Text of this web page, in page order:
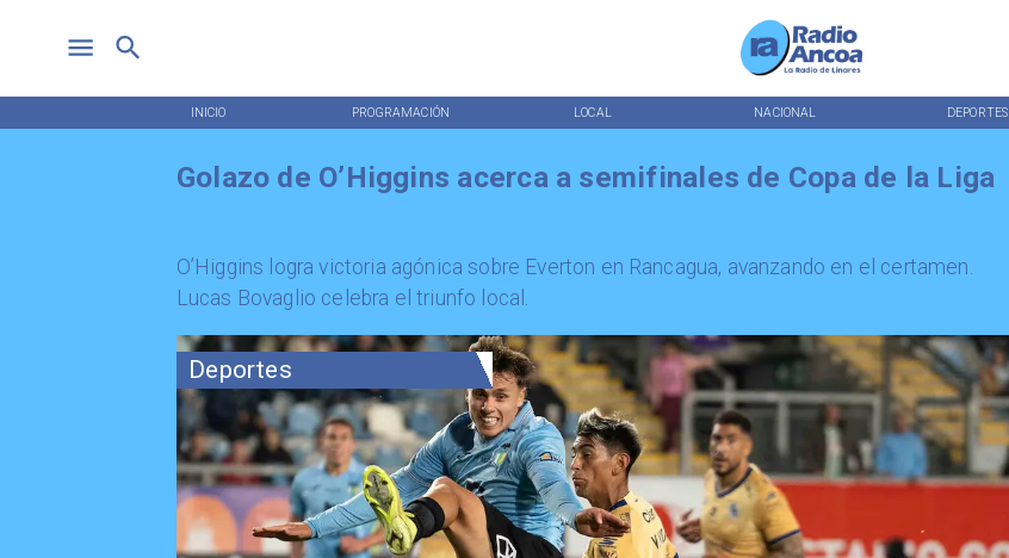
INICIO PROGRAMACIÓN LOCAL NACIONAL DEPORTES
Deportes
Golazo de O’Higgins acerca a semifinales de Copa de la Liga
O’Higgins logra victoria agónica sobre Everton en Rancagua, avanzando en el certamen.
Lucas Bovaglio celebra el triunfo local.